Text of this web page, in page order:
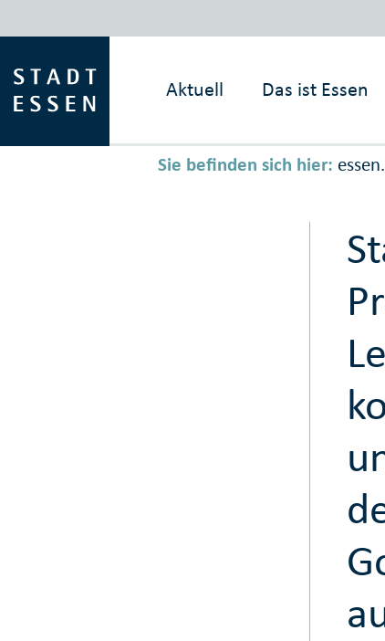
Aktuell Das ist Essen
Sie befinden sich hier: